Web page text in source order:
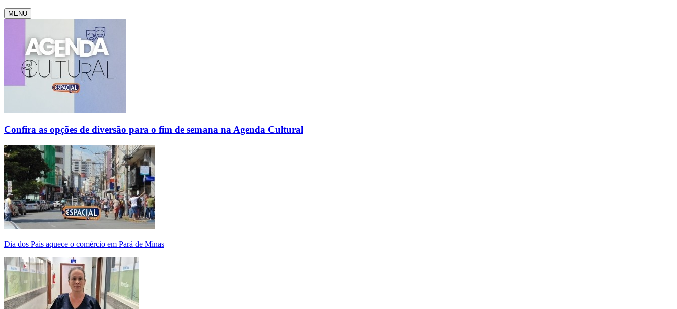
MENU
Confira as opções de diversão para o fim de semana na Agenda Cultural
Dia dos Pais aquece o comércio em Pará de Minas